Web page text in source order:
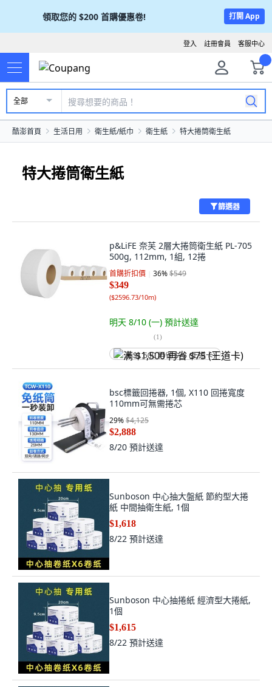
領取您的 $200 首購優惠卷! 打開 App
客服中心
註冊會員
登入
全部
酷澎首頁 生活日用 衛生紙/紙巾 衛生紙 特大捲筒衛生紙
特大捲筒衛生紙
篩選器
p&LiFE 奈芙 2層大捲筒衛生紙 PL-705
500g, 112mm, 1組, 12捲
首購折扣價 36%$549
$349
($2596.73/10m)
明天 8/10 (一) 預計送達
(1)
满 $1,500 再省 $75 (王道卡)
bsc標籤回捲器, 1個, X110 回捲寬度
110mm可無需捲芯
29%$4,125
$2,888
8/20 預計送達
Sunboson 中心抽大盤紙 節約型大捲
紙 中間抽衛生紙, 1個
$1,618
8/22 預計送達
Sunboson 中心抽捲紙 經濟型大捲紙,
1個
$1,615
8/22 預計送達